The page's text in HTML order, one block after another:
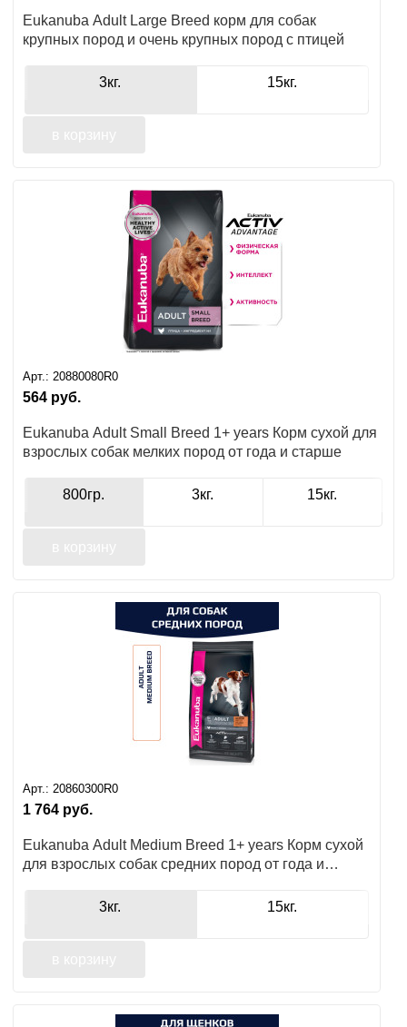
Eukanuba Adult Large Breed корм для собак
крупных пород и очень крупных пород с птицей
3кг. 15кг.
Арт.: 20880080R0
564 руб.
Eukanuba Adult Small Breed 1+ years Корм сухой для
взрослых собак мелких пород от года и старше
800гр. 3кг. 15кг.
Арт.: 20860300R0
1 764 руб.
Eukanuba Adult Medium Breed 1+ years Корм сухой
для взрослых собак средних пород от года и
3кг.
15кг.